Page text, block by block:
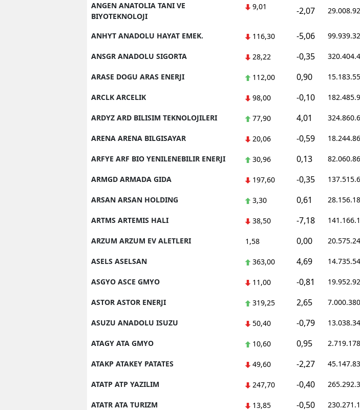
ANGEN ANATOLIA TANI VE
BIYOTEKNOLOJI
9,01 -2,07
ANHYT ANADOLU HAYAT EMEK. 116,30 -5,06
ANSGR ANADOLU SIGORTA 28,22 -0,35
ARASE DOGU ARAS ENERJI 112,00 0,90
ARCLK ARCELIK 98,00 -0,10
ARDYZ ARD BILISIM TEKNOLOJILERI 77,90 4,01
ARENA ARENA BILGISAYAR 20,06 -0,59
ARFYE ARF BIO YENILENEBILIR ENERJI 30,96 0,13
ARMGD ARMADA GIDA 197,60 -0,35
ARSAN ARSAN HOLDING 3,30 0,61
ARTMS ARTEMIS HALI 38,50 -7,18
ARZUM ARZUM EV ALETLERI 1,58 0,00
ASELS ASELSAN 363,00 4,69
ASGYO ASCE GMYO 11,00 -0,81
ASTOR ASTOR ENERJI 319,25 2,65
ASUZU ANADOLU ISUZU 50,40 -0,79
ATAGY ATA GMYO 10,60 0,95
ATAKP ATAKEY PATATES 49,60 -2,27
ATATP ATP YAZILIM 247,70 -0,40
ATATR ATA TURIZM 13,85 -0,50